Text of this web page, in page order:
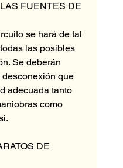
FUENTES DE
se hará de tal
las posibles
Se deberán
que
adecuada tanto
como
DE